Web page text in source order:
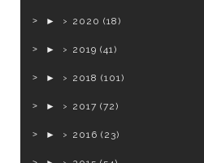
► 2020 (18)
► 2019 (41)
► 2018 (101)
► 2017 (72)
► 2016 (23)